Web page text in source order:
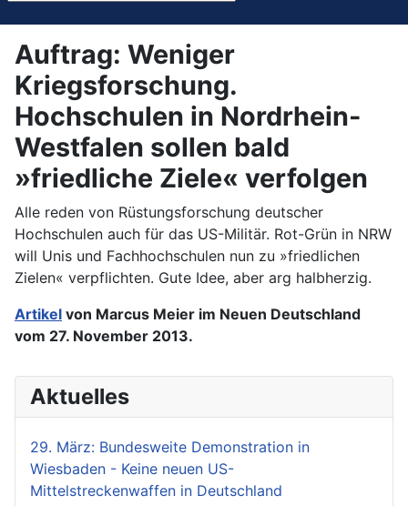
Auftrag: Weniger
Kriegsforschung.
Hochschulen in Nordrhein-
Westfalen sollen bald
»friedliche Ziele« verfolgen
Alle reden von Rüstungsforschung deutscher
Hochschulen auch für das US-Militär. Rot-Grün in NRW
will Unis und Fachhochschulen nun zu »friedlichen
Zielen« verpflichten. Gute Idee, aber arg halbherzig.
Artikel von Marcus Meier im Neuen Deutschland
vom 27. November 2013.
Aktuelles
29. März: Bundesweite Demonstration in
Wiesbaden - Keine neuen US-
Mittelstreckenwaffen in Deutschland